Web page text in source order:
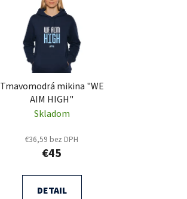
Tmavomodrá mikina "WE
AIM HIGH"
Skladom
€36,59 bez DPH
€45
DETAIL